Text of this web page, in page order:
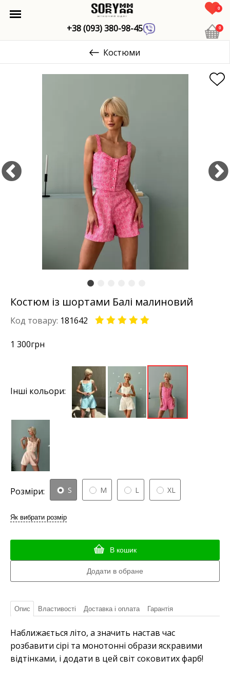
+38 (093) 380-98-45
0
0
Костюми
Костюм із шортами Балі малиновий
Код товару: 181642
1 300грн
Інші кольори:
Розміри: S M L XL
Як вибрати розмір
В кошик
Опис Властивості Доставка і оплата Гарантія
Наближається літо, а значить настав час
розбавити сірі та монотонні образи яскравими
відтінками, і додати в цей світ соковитих фарб!